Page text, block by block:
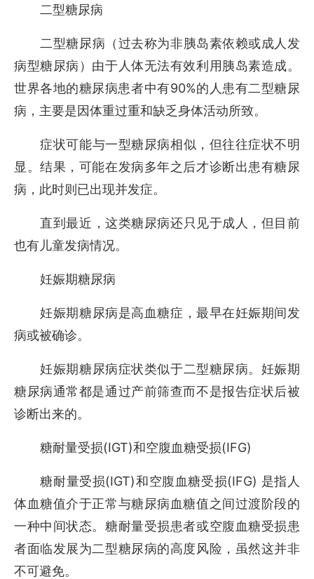
二型糖尿病
二型糖尿病（过去称为非胰岛素依赖或成人发
病型糖尿病）由于人体无法有效利用胰岛素造成。
世界各地的糖尿病患者中有90%的人患有二型糖尿
病，主要是因体重过重和缺乏身体活动所致。
症状可能与一型糖尿病相似，但往往症状不明
显。结果，可能在发病多年之后才诊断出患有糖尿
病，此时则已出现并发症。
直到最近，这类糖尿病还只见于成人，但目前
也有儿童发病情况。
妊娠期糖尿病
妊娠期糖尿病是高血糖症，最早在妊娠期间发
病或被确诊。
妊娠期糖尿病症状类似于二型糖尿病。妊娠期
糖尿病通常都是通过产前筛查而不是报告症状后被
诊断出来的。
糖耐量受损(IGT)和空腹血糖受损(IFG)
糖耐量受损(IGT)和空腹血糖受损(IFG) 是指人
体血糖值介于正常与糖尿病血糖值之间过渡阶段的
一种中间状态。糖耐量受损患者或空腹血糖受损患
者面临发展为二型糖尿病的高度风险，虽然这并非
不可避免。